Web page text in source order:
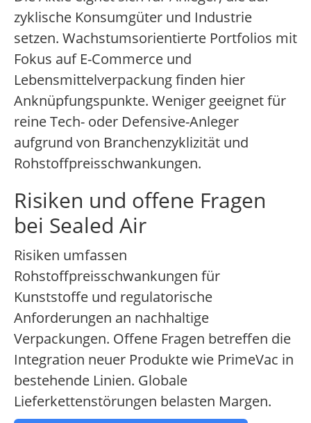
zyklische Konsumgüter und Industrie
setzen. Wachstumsorientierte Portfolios mit
Fokus auf E-Commerce und
Lebensmittelverpackung finden hier
Anknüpfungspunkte. Weniger geeignet für
reine Tech- oder Defensive-Anleger
aufgrund von Branchenzyklizität und
Rohstoffpreisschwankungen.
Risiken und offene Fragen
bei Sealed Air
Risiken umfassen
Rohstoffpreisschwankungen für
Kunststoffe und regulatorische
Anforderungen an nachhaltige
Verpackungen. Offene Fragen betreffen die
Integration neuer Produkte wie PrimeVac in
bestehende Linien. Globale
Lieferkettenstörungen belasten Margen.